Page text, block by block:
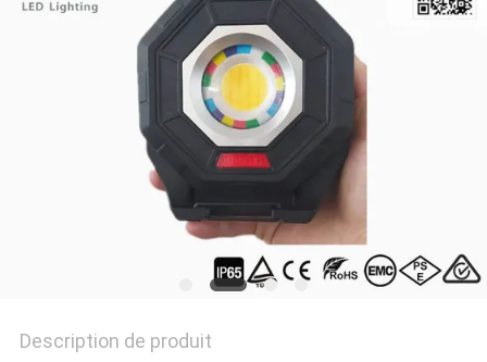
CONFIDENTIALITÉ
Description de produit